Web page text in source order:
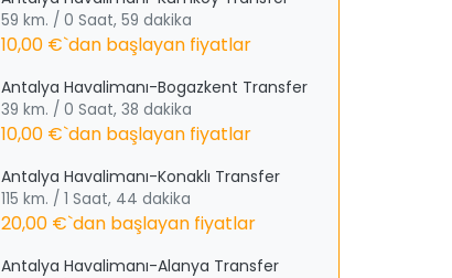
59 km. / 0 Saat, 59 dakika
10,00 €`dan başlayan fiyatlar
Antalya Havalimanı-Bogazkent Transfer
39 km. / 0 Saat, 38 dakika
10,00 €`dan başlayan fiyatlar
Antalya Havalimanı-Konaklı Transfer
115 km. / 1 Saat, 44 dakika
20,00 €`dan başlayan fiyatlar
Antalya Havalimanı-Alanya Transfer